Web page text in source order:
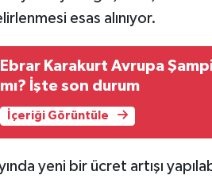
esas alınıyor.
Ebrar Karakurt Avrupa
mı? İşte son durum
İçeriği Görüntüle
yeni bir ücret artışı